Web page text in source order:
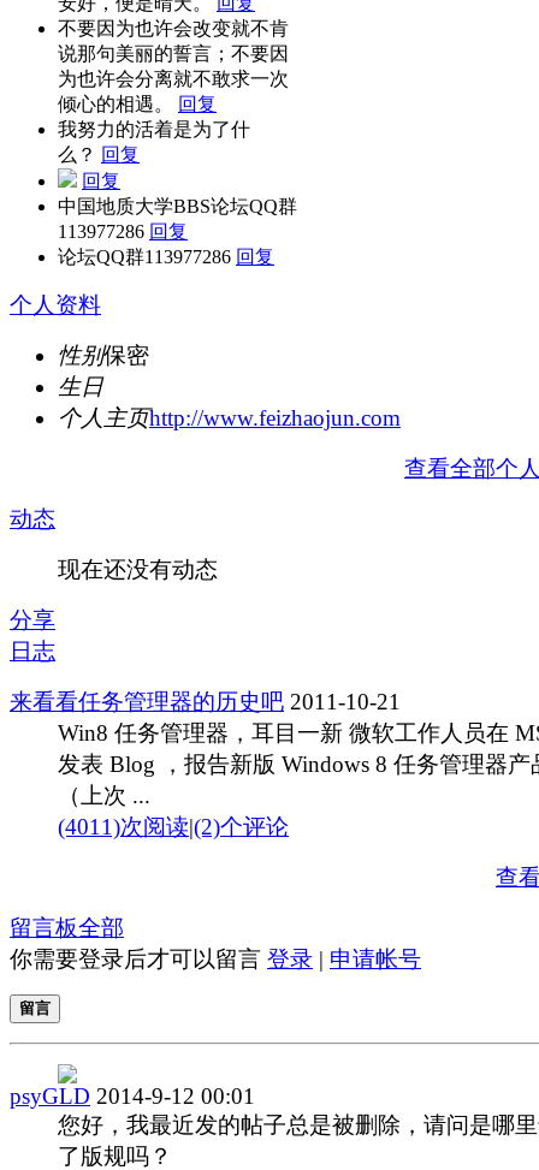
不要因为也许会改变就不肯
说那句美丽的誓言；不要因
为也许会分离就不敢求一次
倾心的相遇。
回复
我努力的活着是为了什
么？ 回复
回复
中国地质大学BBS论坛QQ群
113977286 回复
论坛QQ群113977286 回复
个人资料
性别保密
生日
个人主页http://www.feizhaojun.com
查看全部个
动态
现在还没有动态
分享
日志
来看看任务管理器的历史吧 2011-10-21
Win8 任务管理器，耳目一新 微软工作人员在
发表 Blog ，报告新版 Windows 8 任务管理器产
（上次 ...
(4011)次阅读|(2)个评论
查
留言板全部
你需要登录后才可以留言 登录 | 申请帐号
留言
psyGLD 2014-9-12 00:01
您好，我最近发的帖子总是被删除，请问是哪
了版规吗？